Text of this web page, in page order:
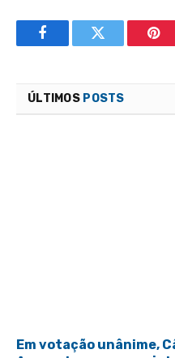
FacebookTwitter
ÚLTIMOS POSTS
Em votação unânime,